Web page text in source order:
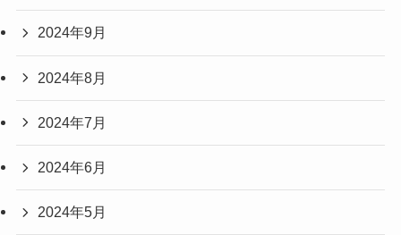
2024年9月
2024年8月
2024年7月
2024年6月
2024年5月